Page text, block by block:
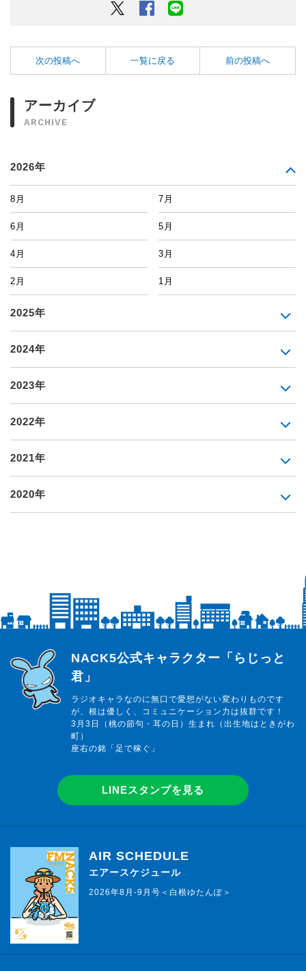
Twitter Facebook
次の投稿へ 一覧に戻る 前の投稿へ
アーカイブ
ARCHIVE
2026年
8月 7月
6月 5月
4月 3月
2月 1月
2025年
2024年
2023年
2022年
2021年
2020年
らじっと君
NACK5公式キャラクター「らじっと
君」
ラジオキャラなのに無口で愛想がない変わりものです
が、根は優しく、コミュニケーション力は抜群です！
3月3日（桃の節句・耳の日）生まれ（出生地はときがわ
町）
座右の銘「足で稼ぐ」
LINEスタンプを見る
AIR SCHEDULE
エアースケジュール
2026年8月-9月号＜白根ゆたんぽ＞